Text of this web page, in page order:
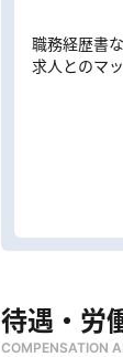
職務経歴書
求人とのマ
待遇・労
COMPENSATION